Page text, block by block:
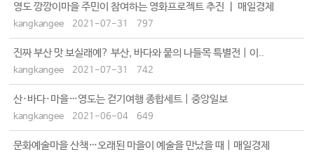
영도 깡깡이마을 주민이 참여하는 영화프로젝트 추진 ㅣ 매일경제
kangkangee 2021-07-31 797
진짜 부산 맛 보실래예? 부산, 바다와 뭍의 나들목 특별전 | 이..
kangkangee 2021-07-31 742
산·바다·마을…영도는 걷기여행 종합세트 | 중앙일보
kangkangee 2021-06-04 649
문화예술마을 산책…오래된 마을이 예술을 만났을 때 | 매일경제